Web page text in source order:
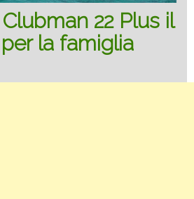
22 Plus il
la famiglia